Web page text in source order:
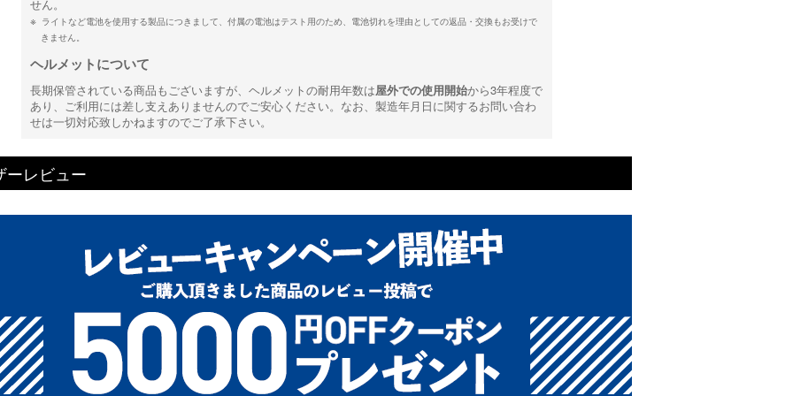
せん。
ライトなど電池を使用する製品につきまして、付属の電池はテスト用のため、電池切れを理由としての返品・交換もお受けで
きません。
ヘルメットについて
長期保管されている商品もございますが、ヘルメットの耐用年数は屋外での使用開始から3年程度で
あり、ご利用には差し支えありませんのでご安心ください。なお、製造年月日に関するお問い合わ
せは一切対応致しかねますのでご了承下さい。
ーレビュー